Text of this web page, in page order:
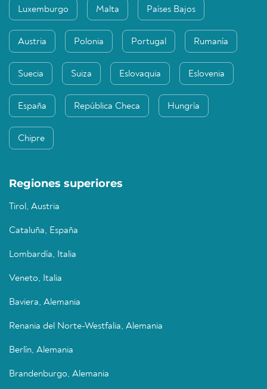
Luxemburgo Malta Países Bajos
Austria Polonia Portugal Rumanía
Suecia Suiza Eslovaquia Eslovenia
España República Checa Hungría
Chipre
Regiones superiores
Tirol, Austria
Cataluña, España
Lombardía, Italia
Veneto, Italia
Baviera, Alemania
Renania del Norte-Westfalia, Alemania
Berlín, Alemania
Brandenburgo, Alemania